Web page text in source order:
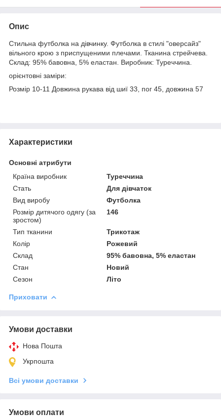
Опис
Стильна футболка на дівчинку. Футболка в стилі "оверсайз"
вільного крою з приспущеними плечами. Тканина стрейчева.
Склад: 95% бавовна, 5% еластан. Виробник: Туреччина.
орієнтовні заміри:
Розмір 10-11 Довжина рукава від шиї 33, пог 45, довжина 57
Характеристики
Основні атрибути
Країна виробник
Туреччина
Стать
Для дівчаток
Вид виробу
Футболка
Розмір дитячого одягу (за
зростом)
146
Тип тканини
Трикотаж
Колір
Рожевий
Склад
95% бавовна, 5% еластан
Стан
Новий
Сезон
Літо
Приховати
Умови доставки
Нова Пошта
Укрпошта
Всі умови доставки
Умови оплати